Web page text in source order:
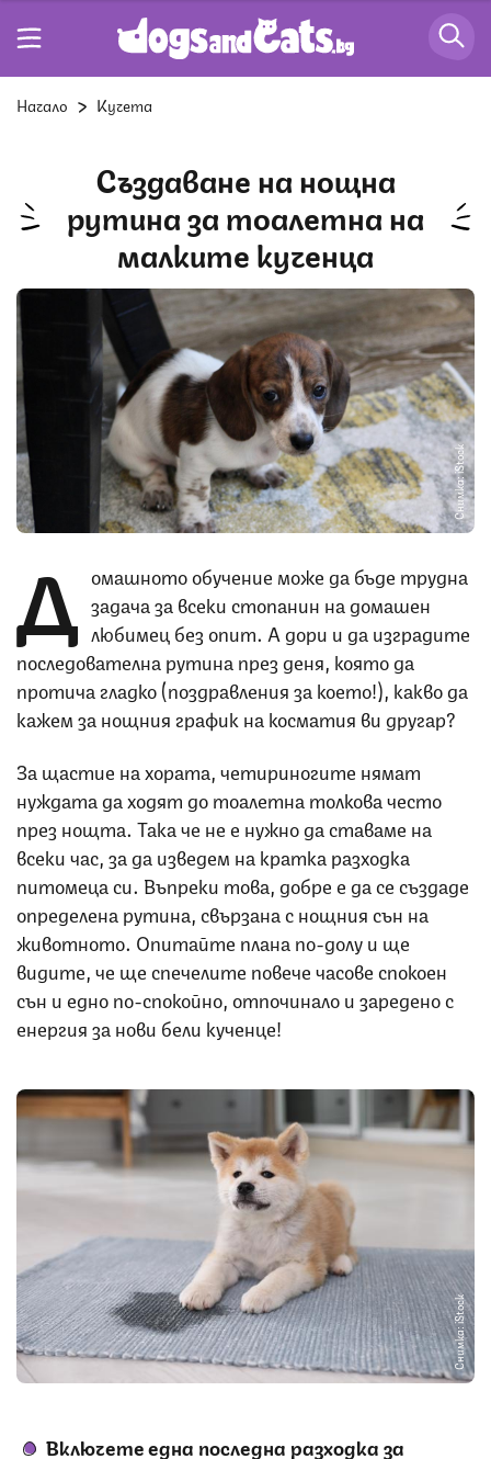
Начало Кучета
Създаване на нощна
рутина за тоалетна на
малките кученца
Снимка: iStock
Д омашното обучение може да бъде трудна
задача за всеки стопанин на домашен
любимец без опит. А дори и да изградите
последователна рутина през деня, която да
протича гладко (поздравления за което!), какво да
кажем за нощния график на косматия ви другар?
За щастие на хората, четириногите нямат
нуждата да ходят до тоалетна толкова често
през нощта. Така че не е нужно да ставаме на
всеки час, за да изведем на кратка разходка
питомеца си. Въпреки това, добре е да се създаде
определена рутина, свързана с нощния сън на
животното. Опитайте плана по-долу и ще
видите, че ще спечелите повече часове спокоен
сън и едно по-спокойно, отпочинало и заредено с
енергия за нови бели кученце!
Снимка: iStock
Включете една последна разходка за